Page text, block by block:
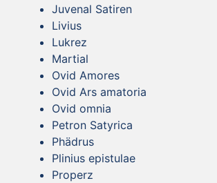
Juvenal Satiren
Livius
Lukrez
Martial
Ovid Amores
Ovid Ars amatoria
Ovid omnia
Petron Satyrica
Phädrus
Plinius epistulae
Properz